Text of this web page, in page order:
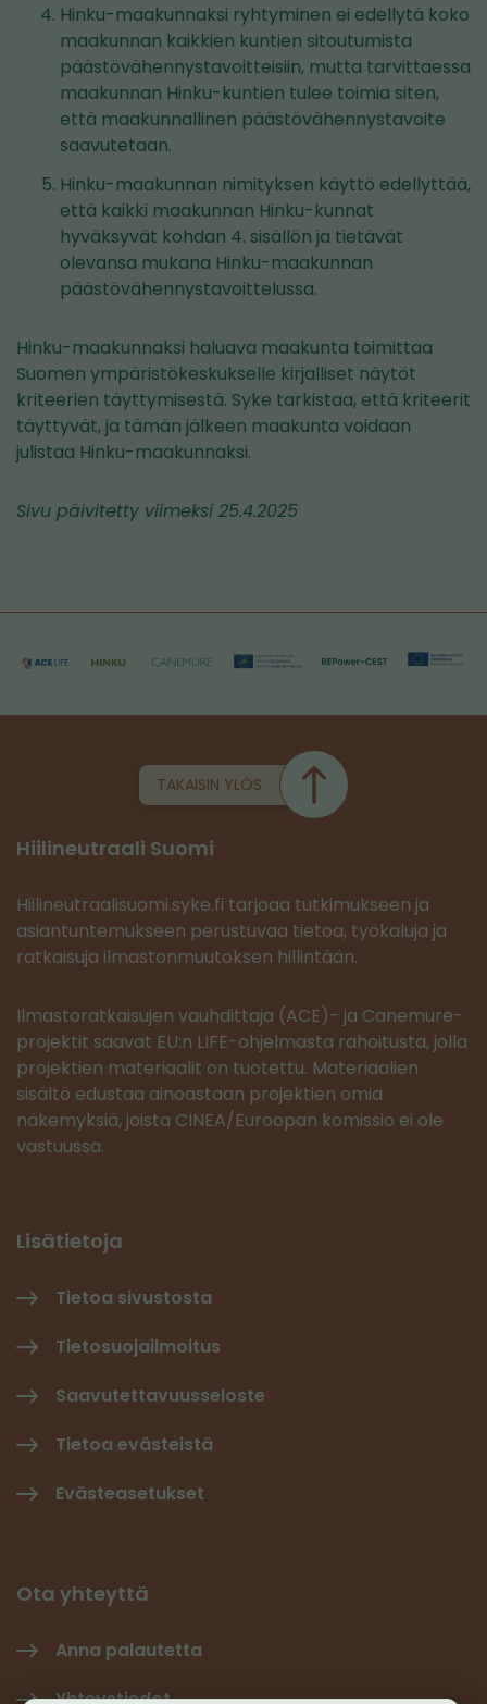
Hinku-maakunnaksi ryhtyminen ei edellytä koko
maakunnan kaikkien kuntien sitoutumista
päästövähennystavoitteisiin, mutta tarvittaessa
maakunnan Hinku-kuntien tulee toimia siten,
että maakunnallinen päästövähennystavoite
saavutetaan.
Hinku-maakunnan nimityksen käyttö edellyttää,
että kaikki maakunnan Hinku-kunnat
hyväksyvät kohdan 4. sisällön ja tietävät
olevansa mukana Hinku-maakunnan
päästövähennystavoittelussa.
Hinku-maakunnaksi haluava maakunta toimittaa
Suomen ympäristökeskukselle kirjalliset näytöt
kriteerien täyttymisestä. Syke tarkistaa, että kriteerit
täyttyvät, ja tämän jälkeen maakunta voidaan
julistaa Hinku-maakunnaksi.
Sivu päivitetty viimeksi 25.4.2025
TAKAISIN YLÖS
Hiilineutraali Suomi
Hiilineutraalisuomi.syke.fi tarjoaa tutkimukseen ja
asiantuntemukseen perustuvaa tietoa, työkaluja ja
ratkaisuja ilmastonmuutoksen hillintään.
Ilmastoratkaisujen vauhdittaja (ACE)- ja Canemure-
projektit saavat EU:n LIFE-ohjelmasta rahoitusta, jolla
projektien materiaalit on tuotettu. Materiaalien
sisältö edustaa ainoastaan projektien omia
näkemyksiä, joista CINEA/Euroopan komissio ei ole
vastuussa.
Lisätietoja
Tietoa sivustosta
Tietosuojailmoitus
Saavutettavuusseloste
Tietoa evästeistä
Evästeasetukset
Ota yhteyttä
Anna palautetta